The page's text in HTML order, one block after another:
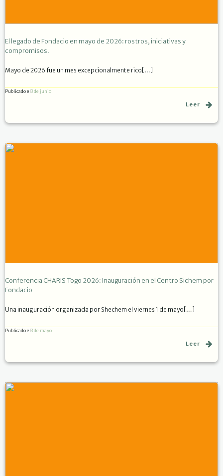
El legado de Fondacio en mayo de 2026: rostros, iniciativas y
compromisos.
Mayo de 2026 fue un mes excepcionalmente rico[…]
Publicado el3 de junio
Leer
Conferencia CHARIS Togo 2026: Inauguración en el Centro Sichem por
Fondacio
Una inauguración organizada por Shechem el viernes 1 de mayo[…]
Publicado el3 de mayo
Leer